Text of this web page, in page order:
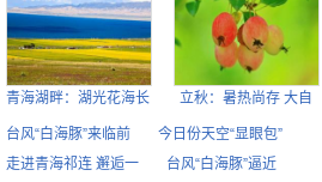
青海湖畔：湖光花海长 立秋：暑热尚存 大自
台风“白海豚”来临前
今日份天空“显眼包”
走进青海祁连 邂逅一
台风“白海豚”逼近